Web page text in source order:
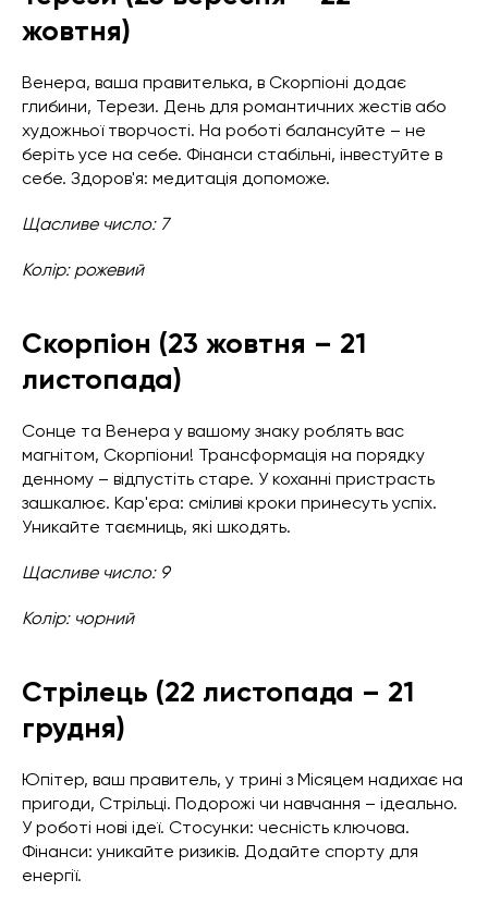
жовтня)
Венера, ваша правителька, в Скорпіоні додає
глибини, Терези. День для романтичних жестів або
художньої творчості. На роботі балансуйте – не
беріть усе на себе. Фінанси стабільні, інвестуйте в
себе. Здоров'я: медитація допоможе.
Щасливе число: 7
Колір: рожевий
Скорпіон (23 жовтня – 21
листопада)
Сонце та Венера у вашому знаку роблять вас
магнітом, Скорпіони! Трансформація на порядку
денному – відпустіть старе. У коханні пристрасть
зашкалює. Кар'єра: сміливі кроки принесуть успіх.
Уникайте таємниць, які шкодять.
Щасливе число: 9
Колір: чорний
Стрілець (22 листопада – 21
грудня)
Юпітер, ваш правитель, у трині з Місяцем надихає на
пригоди, Стрільці. Подорожі чи навчання – ідеально.
У роботі нові ідеї. Стосунки: чесність ключова.
Фінанси: уникайте ризиків. Додайте спорту для
енергії.